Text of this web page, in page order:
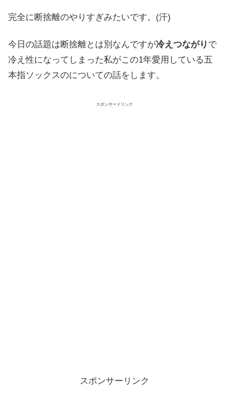
完全に断捨離のやりすぎみたいです。(汗)
今日の話題は断捨離とは別なんですが冷えつながり で
冷え性になってしまった私がこの1年愛用している五
本指ソックスのについての話をします。
スポンサードリンク
スポンサーリンク